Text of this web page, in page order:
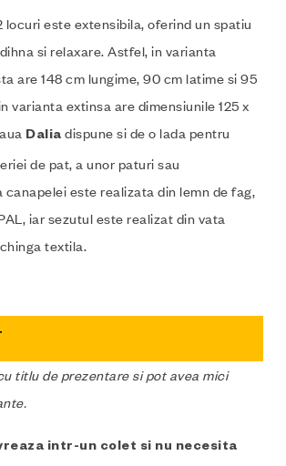
locuri este extensibila, oferind un spatiu
si relaxare. Astfel, in varianta
are 148 cm lungime, 90 cm latime si 95
varianta extinsa are dimensiunile 125 x
Dalia dispune si de o lada pentru
de pat, a unor paturi sau
canapelei este realizata din lemn de fag,
iar sezutul este realizat din vata
textila.
titlu de prezentare si pot avea mici
intr-un colet si nu necesita